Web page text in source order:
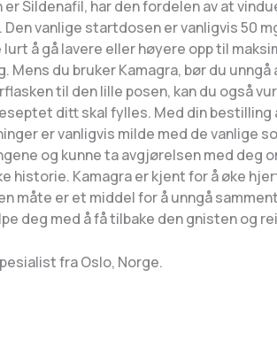
er Sildenafil, har den fordelen av at
vanlige startdosen er vanligvis 50
å gå lavere eller høyere opp til
Mens du bruker Kamagra, bør du
til den lille posen, kan du også
ditt skal fylles. Med din
er vanligvis milde med de vanlige
og kunne ta avgjørelsen med deg
historie. Kamagra er kjent for å øke
måte er et middel for å unngå
deg med å få tilbake den gnisten og
fra Oslo, Norge.